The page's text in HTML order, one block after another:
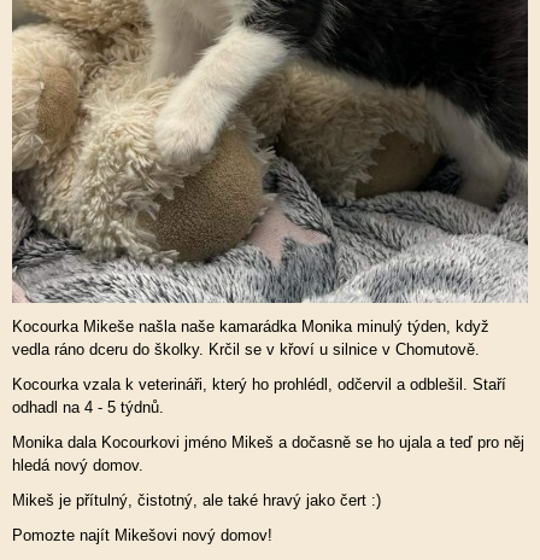
Kocourka Mikeše našla naše kamarádka Monika minulý týden, když
vedla ráno dceru do školky. Krčil se v křoví u silnice v Chomutově.
Kocourka vzala k veterináři, který ho prohlédl, odčervil a odblešil. Staří
odhadl na 4 - 5 týdnů.
Monika dala Kocourkovi jméno Mikeš a dočasně se ho ujala a teď pro něj
hledá nový domov.
Mikeš je přítulný, čistotný, ale také hravý jako čert :)
Pomozte najít Mikešovi nový domov!